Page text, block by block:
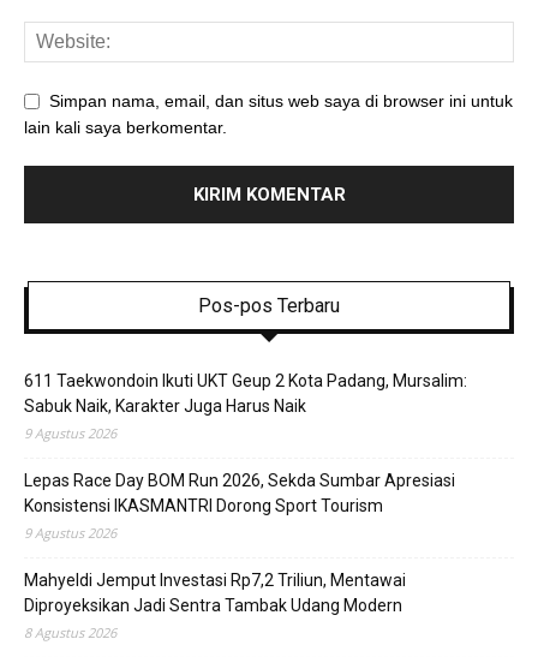
Simpan nama, email, dan situs web saya di browser ini untuk
lain kali saya berkomentar.
Pos-pos Terbaru
611 Taekwondoin Ikuti UKT Geup 2 Kota Padang, Mursalim:
Sabuk Naik, Karakter Juga Harus Naik
9 Agustus 2026
Lepas Race Day BOM Run 2026, Sekda Sumbar Apresiasi
Konsistensi IKASMANTRI Dorong Sport Tourism
9 Agustus 2026
Mahyeldi Jemput Investasi Rp7,2 Triliun, Mentawai
Diproyeksikan Jadi Sentra Tambak Udang Modern
8 Agustus 2026